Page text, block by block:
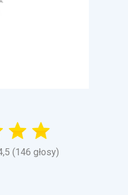
(146 głosy)